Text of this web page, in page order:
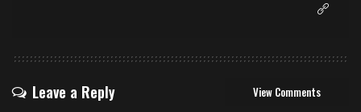
Leave a Reply View Comments